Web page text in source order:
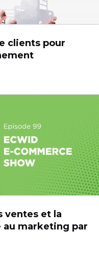
clients pour
ventes et la
marketing par